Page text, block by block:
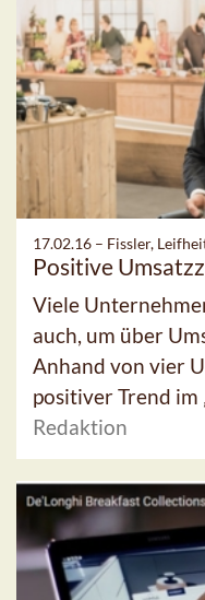
17.02.16 – Fissler,
Positive
Viele
auch, um über
Anhand von vier
positiver Trend im
Redaktion